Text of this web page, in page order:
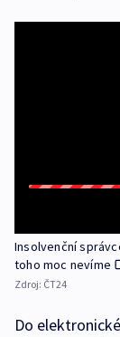
Insolvenční
toho moc nevíme
Zdroj: ČT24
Do